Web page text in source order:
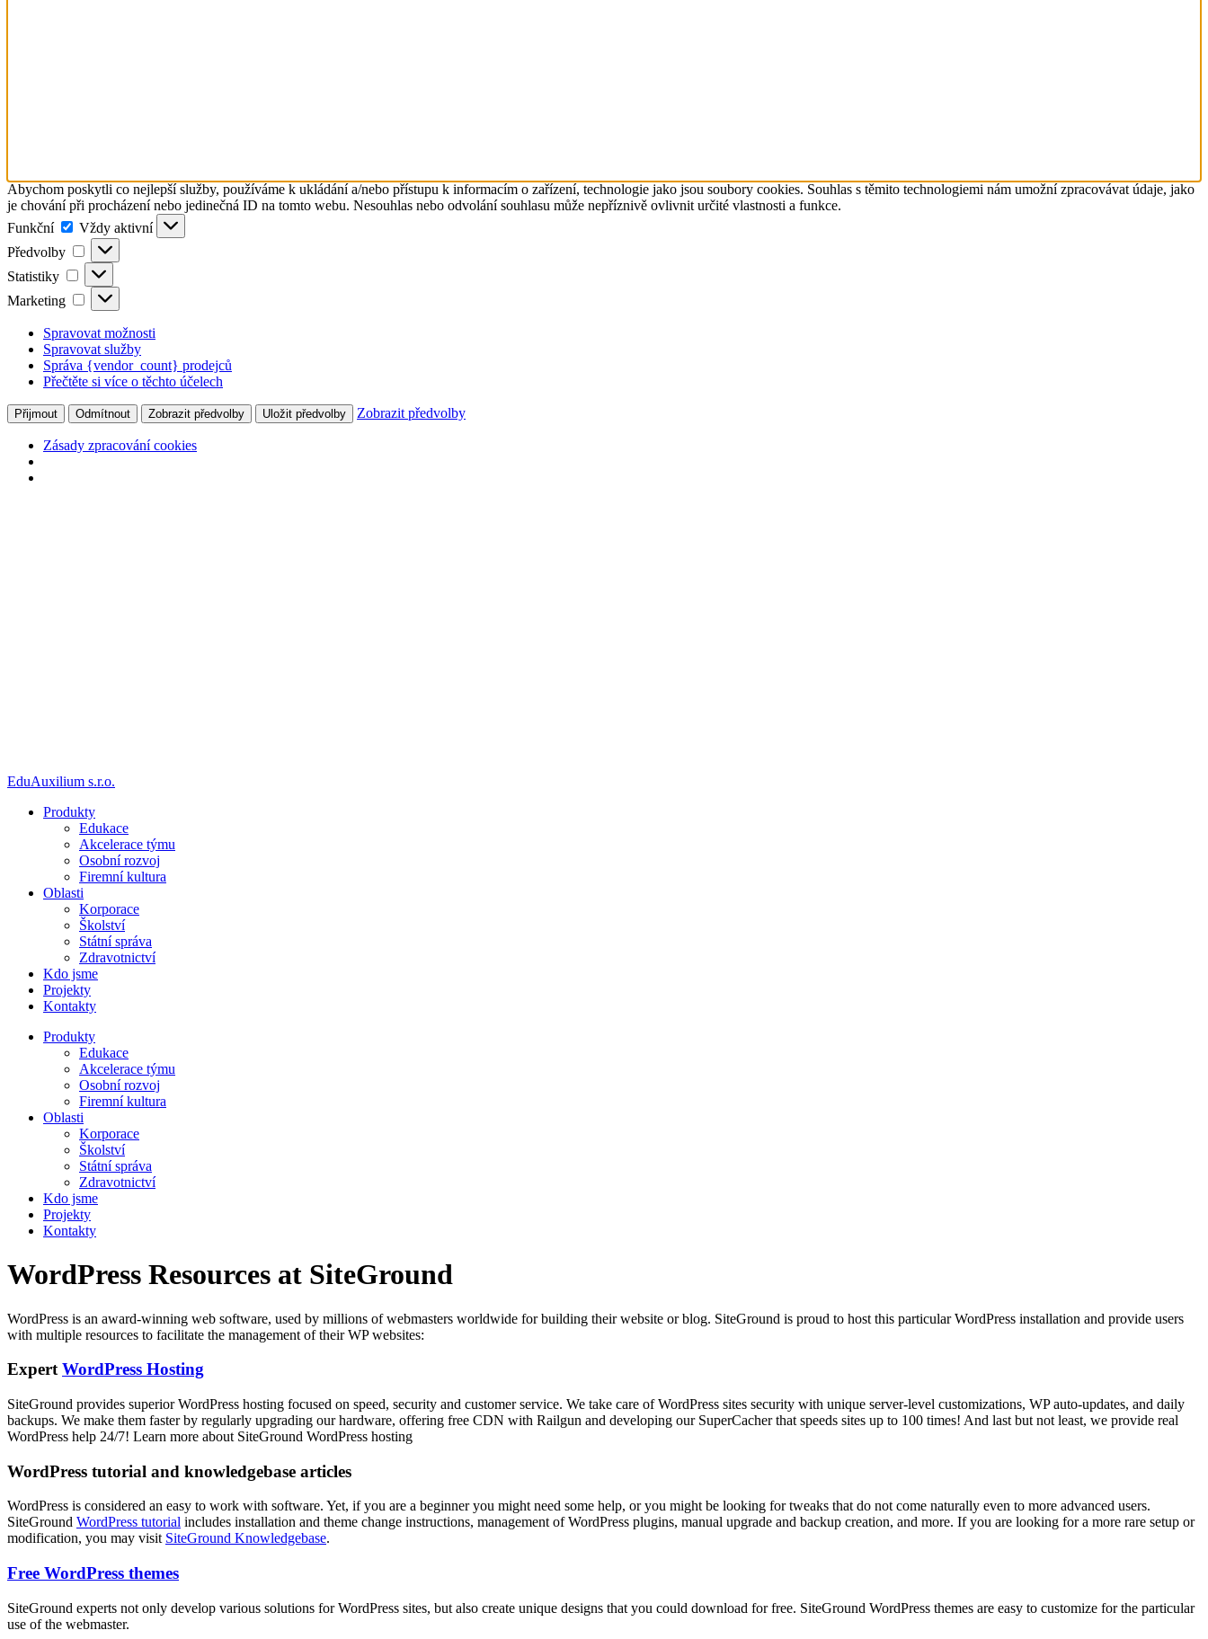
Abychom poskytli co nejlepší služby, používáme k ukládání a/nebo přístupu k informacím o zařízení, technologie jako jsou soubory cookies. Souhlas s těmito technologiemi nám umožní zpracovávat údaje, jako
je chování při procházení nebo jedinečná ID na tomto webu. Nesouhlas nebo odvolání souhlasu může nepříznivě ovlivnit určité vlastnosti a funkce.
Funkční
Funkční
Vždy aktivní
Předvolby
Předvolby
Statistiky Statistiky
Marketing Marketing
Spravovat možnosti
Spravovat služby
Správa {vendor_count} prodejců
Přečtěte si více o těchto účelech
Přijmout Odmítnout Zobrazit předvolby Uložit předvolby Zobrazit předvolby
Zásady zpracování cookies
EduAuxilium s.r.o.
Produkty
Edukace
Akcelerace týmu
Osobní rozvoj
Firemní kultura
Oblasti
Korporace
Školství
Státní správa
Zdravotnictví
Kdo jsme
Projekty
Kontakty
Produkty
Edukace
Akcelerace týmu
Osobní rozvoj
Firemní kultura
Oblasti
Korporace
Školství
Státní správa
Zdravotnictví
Kdo jsme
Projekty
Kontakty
WordPress Resources at SiteGround
WordPress is an award-winning web software, used by millions of webmasters worldwide for building their website or blog. SiteGround is proud to host this particular WordPress installation and provide users
with multiple resources to facilitate the management of their WP websites:
ExpertWordPress Hosting
SiteGround provides superior WordPress hosting focused on speed, security and customer service. We take care of WordPress sites security with unique server-level customizations, WP auto-updates, and daily
backups. We make them faster by regularly upgrading our hardware, offering free CDN with Railgun and developing our SuperCacher that speeds sites up to 100 times! And last but not least, we provide real
WordPress help 24/7! Learn more about SiteGround WordPress hosting
WordPress tutorial and knowledgebase articles
WordPress is considered an easy to work with software. Yet, if you are a beginner you might need some help, or you might be looking for tweaks that do not come naturally even to more advanced users.
SiteGround WordPress tutorial includes installation and theme change instructions, management of WordPress plugins, manual upgrade and backup creation, and more. If you are looking for a more rare setup or
modification, you may visit SiteGround Knowledgebase.
Free WordPress themes
SiteGround experts not only develop various solutions for WordPress sites, but also create unique designs that you could download for free. SiteGround WordPress themes are easy to customize for the particular
use of the webmaster.